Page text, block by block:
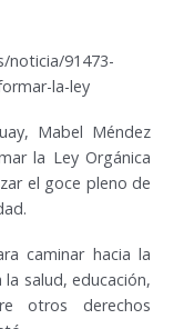
noticia/91473-
la-ley
Mabel Méndez
la Ley Orgánica
el goce pleno de
caminar hacia la
salud, educación,
otros derechos